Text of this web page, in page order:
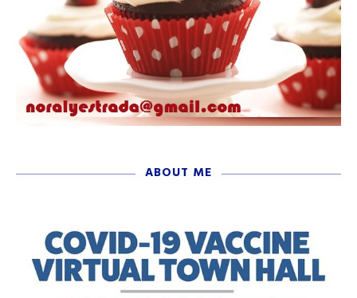
ABOUT ME